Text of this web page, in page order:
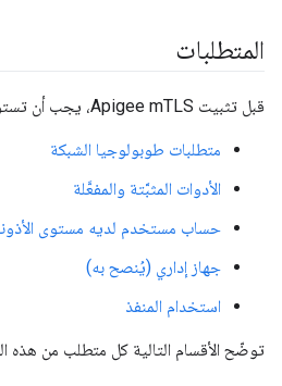
المتطلبات
قبل تثبيت Apigee mTLS، يجب أن تستوفي بيئتك المتطلبات التالية:
متطلبات طوبولوجيا الشبكة
الأدوات المثبَّتة والمفعَّلة
حساب مستخدم لديه مستوى
جهاز إداري (يُنصح به)
استخدام المنفذ
توضّح الأقسام التالية كل متطلب من هذه